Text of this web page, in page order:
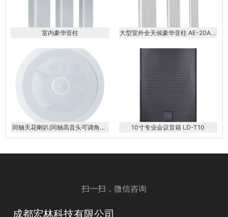
室内豪华音柱
大型室外全天候豪华音柱 AE-20AE-
同轴天花喇叭(同轴高音头可调角度)
KS-608AP
10寸专业会议音箱 LD-T10
扫一扫，微信咨询
成都宏林科技有限公司